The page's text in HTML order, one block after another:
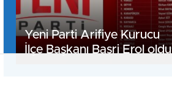
Yeni Parti Arifiye Kurucu
İlçe Başkanı Basri Erol oldu